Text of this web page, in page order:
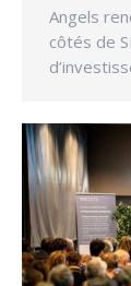
Angels
côtés de